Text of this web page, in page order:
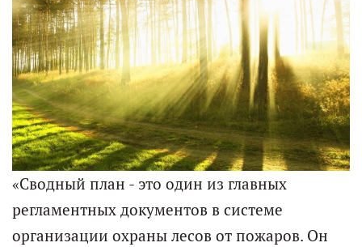
«Сводный план - это один из главных
регламентных документов в системе
организации охраны лесов от пожаров. Он